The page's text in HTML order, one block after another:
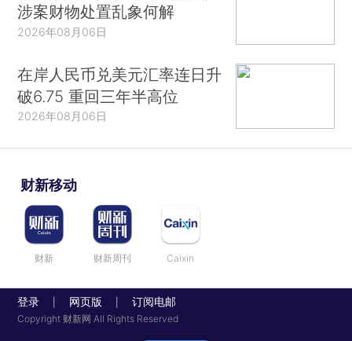
涉案财物处置乱象何解
2026年08月06日
在岸人民币兑美元汇率连日升
破6.75 重回三年半高位
2026年08月06日
财新移动
财新 财新周刊 Caixin
登录 网页版 订阅电邮
Copyright 财新网 All Rights Reserved